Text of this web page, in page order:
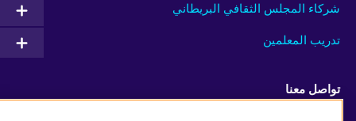
شركاء المجلس الثقافي البريطاني
تدريب المعلمين
تواصل معنا